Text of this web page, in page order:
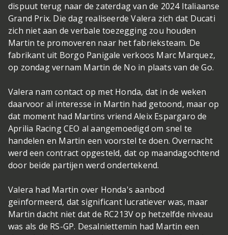
dispuut terug naar de zaterdag van de 2024 Italiaanse
Grand Prix. Die dag realiseerde Valera zich dat Ducati
zich niet aan de verbale toezegging zou houden
Martin te promoveren naar het fabrieksteam. De
fabrikant uit Borgo Panigale verkoos Marc Marquez,
op zondag vernam Martin de No in plaats van de Go.
Valera nam contact op met Honda, dat in de weken
daarvoor al interesse in Martin had getoond, maar op
dat moment had Martins vriend Aleix Espargaro de
Aprilia Racing CEO al aangemoedigd om snel te
handelen en Martin een voorstel te doen. Overnacht
werd een contract opgesteld, dat op maandagochtend
door beide partijen werd ondertekend.
Valera had Martin over Honda's aanbod
geïnformeerd, dat significant lucratiever was, maar
Martin dacht niet dat de RC213V op hetzelfde niveau
was als de RS-GP. Desalniettemin had Martin een